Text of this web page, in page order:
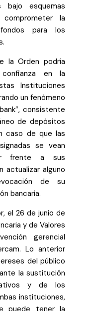
bajo esquemas
la
para los
la Orden podría
en la
Instituciones
un fenómeno
consistente
de depósitos
caso de que las
se vean
frente a sus
actualizar alguno
de su
bancaria.
el 26 de junio de
y de Valores
gerencial
Lo anterior
del público
la sustitución
y de los
instituciones,